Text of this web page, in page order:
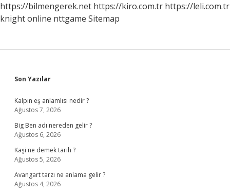
Gitti
https://bilmengerek.net https://kiro.com.tr https://leli.com.tr
knight online nttgame Sitemap
Sidebar
Son Yazılar
Kalpın eş anlamlısı nedir ?
Ağustos 7, 2026
Big Ben adı nereden gelir ?
Ağustos 6, 2026
Kaşi ne demek tarih ?
Ağustos 5, 2026
Avangart tarzı ne anlama gelir ?
Ağustos 4, 2026